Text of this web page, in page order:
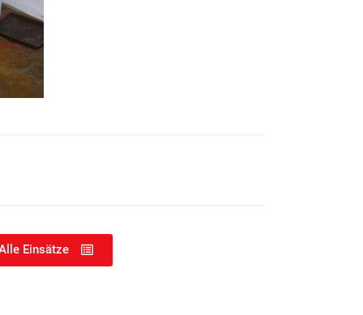
Einsätze